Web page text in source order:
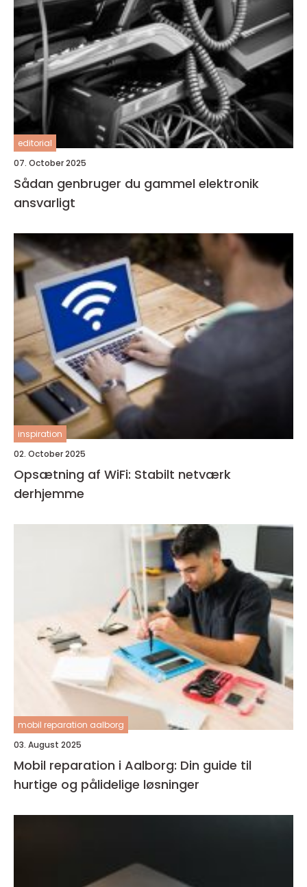
editorial
07. October 2025
Sådan genbruger du gammel elektronik
ansvarligt
inspiration
02. October 2025
Opsætning af WiFi: Stabilt netværk
derhjemme
mobil reparation aalborg
03. August 2025
Mobil reparation i Aalborg: Din guide til
hurtige og pålidelige løsninger